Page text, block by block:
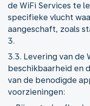
de WiFi Services te
specifieke vlucht
aangeschaft, zoals
3.
3.3. Levering van de
beschikbaarheid en
van de benodigde
voorzieningen: